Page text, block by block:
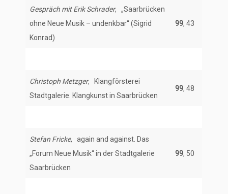
Gespräch mit Erik Schrader, „Saarbrücken
ohne Neue Musik – undenkbar“ (Sigrid
Konrad)
99, 43
Christoph Metzger, Klangförsterei
Stadtgalerie. Klangkunst in Saarbrücken
99, 48
Stefan Fricke, again and against. Das
„Forum Neue Musik“ in der Stadtgalerie
Saarbrücken
99, 50